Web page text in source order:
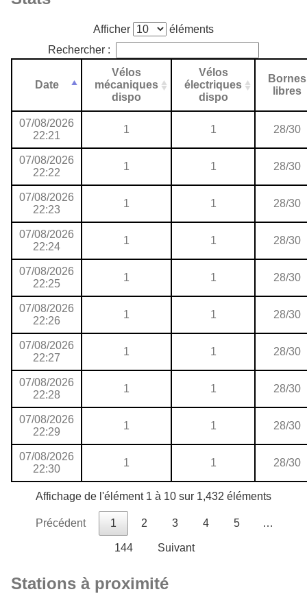
Afficher
éléments
Rechercher :
Date
Vélos
mécaniques
dispo
Vélos
électriques
dispo
Bornes
libres
07/08/2026
22:21
1 1 28/30
07/08/2026
22:22
1 1 28/30
07/08/2026
22:23
1 1 28/30
07/08/2026
22:24
1 1 28/30
07/08/2026
22:25
1 1 28/30
07/08/2026
22:26
1 1 28/30
07/08/2026
22:27
1 1 28/30
07/08/2026
22:28
1 1 28/30
07/08/2026
22:29
1 1 28/30
07/08/2026
22:30
1 1 28/30
Affichage de l'élément 1 à 10 sur 1,432 éléments
Précédent 1 2 3 4 5 …
144 Suivant
Stations à proximité